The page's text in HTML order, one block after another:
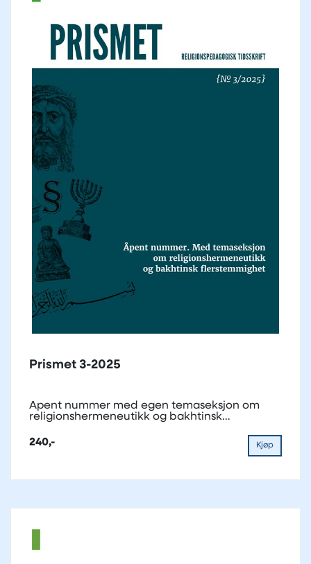
Prismet 3-2025
Åpent nummer med egen temaseksjon om
religionshermeneutikk og bakhtinsk
240,-
Kjøp